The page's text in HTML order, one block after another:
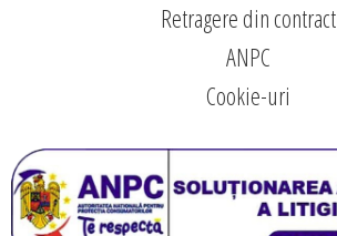
Retragere din contract
ANPC
Cookie-uri